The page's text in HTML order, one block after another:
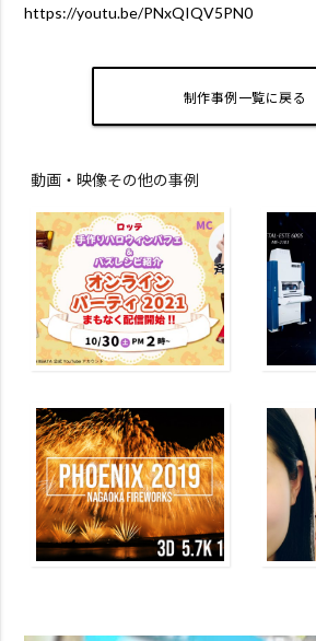
https://youtu.be/PNxQIQV5PN0
制作事例一覧に戻る
動画・映像その他の事例